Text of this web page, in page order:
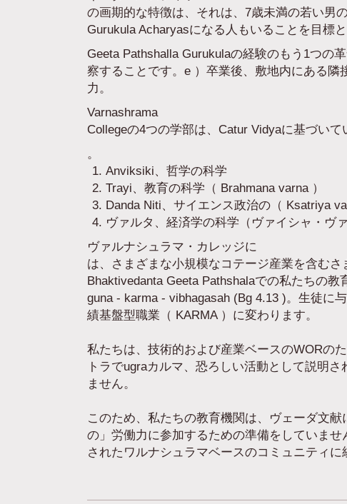
の画期的な特徴は、それは、7歳未満の若い男
Gurukula Acharyasになる人もいることを目標と
Geeta Pathshalla Gurukulaの経験のもう1つの
察することです。e ）卒業後、敷地内にある
力。
Varnashrama
Collegeの4つの学部は、Catur Vidyaに基づいて
。
Anviksiki、哲学の科学
Trayi、教育の科学（ Brahmana varna ）
Danda Niti、サイエンス政治の（ Ksatriya
ヴァルタ、経済学の科学（ヴァイシャ・ヴァ
ヴァルナシュラマ・カレッジに
は、さまざまな小規模なコテージ産業を含む
Bhaktivedanta Geeta Pathshalaでの私たちの
guna - karma - vibhagasah (Bg 4.13 )。生徒に
績基盤型職業（ KARMA ）に変わります。
私たちは、技術的および産業ベースのWORの
トラでugraカルマ、恐ろしい活動として説明
ません。
このため、私たちの教育機関は、ヴェーダ文
の」労働力に参加するための準備をしていま
されたワルナシュラマベースのコミュニティに